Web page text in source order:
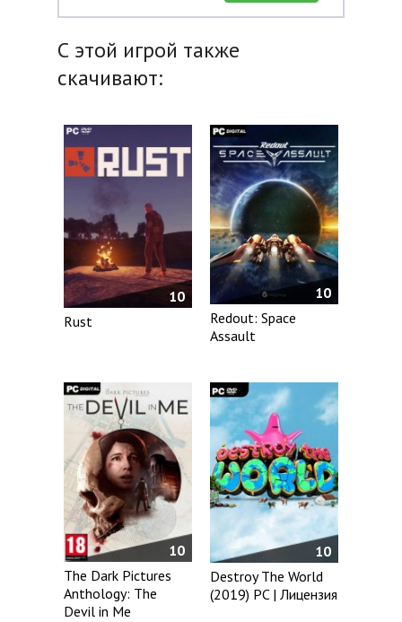
С этой игрой также
скачивают:
10
Rust
10
Redout: Space
Assault
10
The Dark Pictures
Anthology: The
Devil in Me
10
Destroy The World
(2019) PC | Лицензия